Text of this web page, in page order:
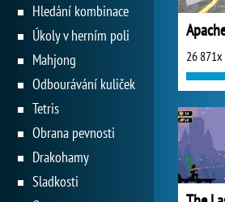
26 871x
Hledání kombinace
Úkoly v herním poli
Mahjong
Odbourávání kuliček
Tetris
Obrana pevnosti
Drakohamy
Sladkosti